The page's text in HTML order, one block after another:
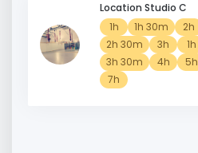
Location Studio C
1h
1h 30m
2h
2h 30m
3h
1h
3h 30m
4h 5h
7h